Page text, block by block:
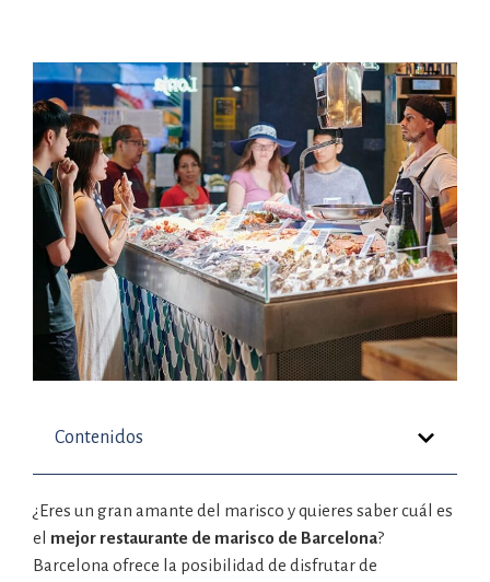
Contenidos
¿Eres un gran amante del marisco y quieres saber cuál es
el mejor restaurante de marisco de Barcelona?
Barcelona ofrece la posibilidad de disfrutar de